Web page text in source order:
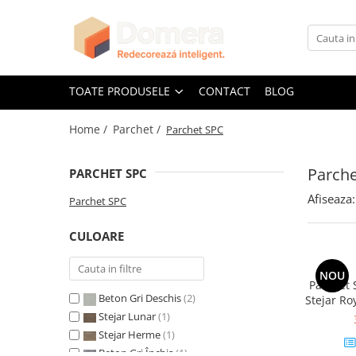
Toate Produsele
Parchet SPC
Riflaje Decorative
Riflaje Interioare
Glafuri Exterioare
Plinte, Plinte PVC, Plinte MDF
Plinte MDF Premium
Accesorii Plinte
TOATE PRODUSELE CONTACT BLOG
Home / Parchet / Parchet SPC
PARCHET SPC
Parchet SPC
CULOARE
Beton Gri Deschis(2)
Stejar Lunar(1)
Stejar Herme(1)
Beton Gri Închis (1)
Afiseaza:
NOU
Parchet
Stejar